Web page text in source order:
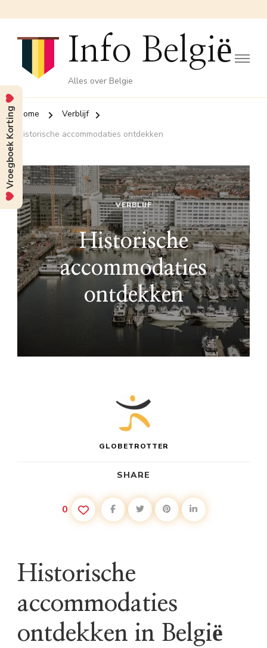
Info België
Alles over Belgie
Home
Verblijf
Historische accommodaties ontdekken
VERBLIJF
Historische
accommodaties
ontdekken
GLOBETROTTER
SHARE
0
Historische
accommodaties
ontdekken in België
Vroegboek Korting